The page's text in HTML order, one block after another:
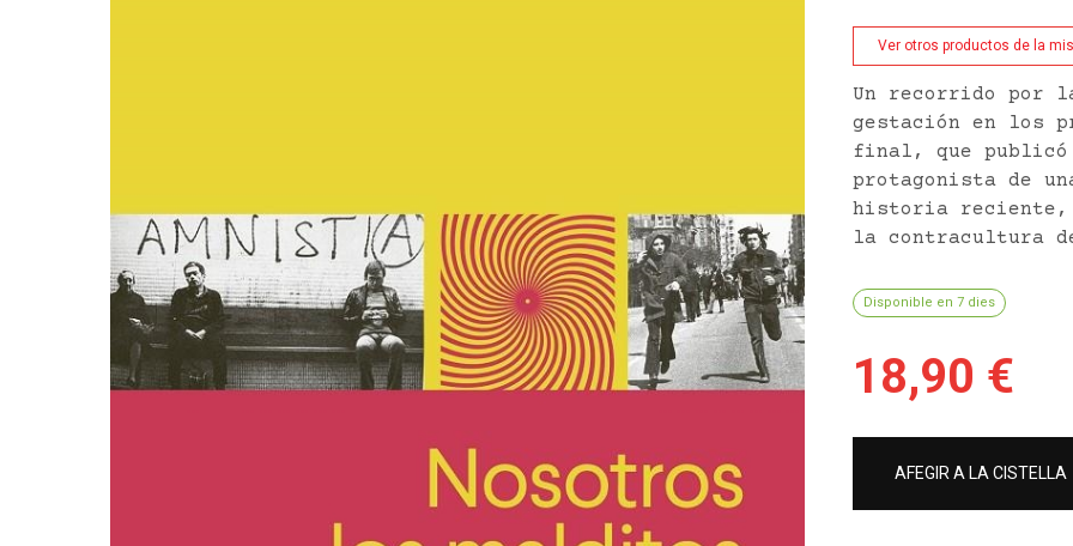
Ver otros productos de la
Un recorrido por
gestación en los
final, que publicó
protagonista de
historia reciente,
la contracultura
Disponible en 7 dies
18,90 €
AFEGIR A LA CISTELLA